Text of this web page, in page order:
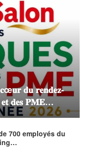
𝐝𝐮 𝐫𝐞𝐧𝐝𝐞𝐳-
𝐞𝐭 𝐝𝐞𝐬 𝐏𝐌𝐄…
700 employés du